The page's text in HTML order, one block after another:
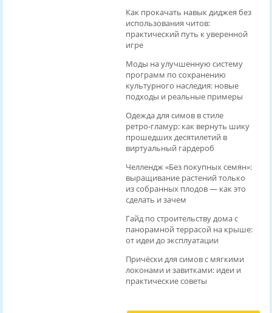
Как прокачать навык диджея без
использования читов:
практический путь к уверенной
игре
Моды на улучшенную систему
программ по сохранению
культурного наследия: новые
подходы и реальные примеры
Одежда для симов в стиле
ретро‑гламур: как вернуть шику
прошедших десятилетий в
виртуальный гардероб
Челлендж «Без покупных семян»:
выращивание растений только
из собранных плодов — как это
сделать и зачем
Гайд по строительству дома с
панорамной террасой на крыше:
от идеи до эксплуатации
Причёски для симов с мягкими
локонами и завитками: идеи и
практические советы